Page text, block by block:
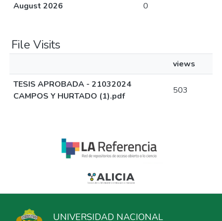
August 2026
0
File Visits
views
TESIS APROBADA - 21032024
CAMPOS Y HURTADO (1).pdf
503
UNIVERSIDAD NACIONAL